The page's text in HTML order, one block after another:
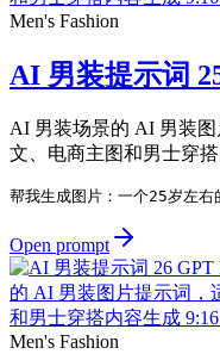
Men's Fashion
AI 男装提示词
AI 男装场景的 AI 男装
文、电商主图和男士穿搭
帮我生成图片：一个25岁左
Open prompt
Men's Fashion